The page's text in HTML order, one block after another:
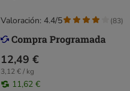
12,49 €
3,12 € / kg
11,62 €
Valoración: 4.4/5 (83)